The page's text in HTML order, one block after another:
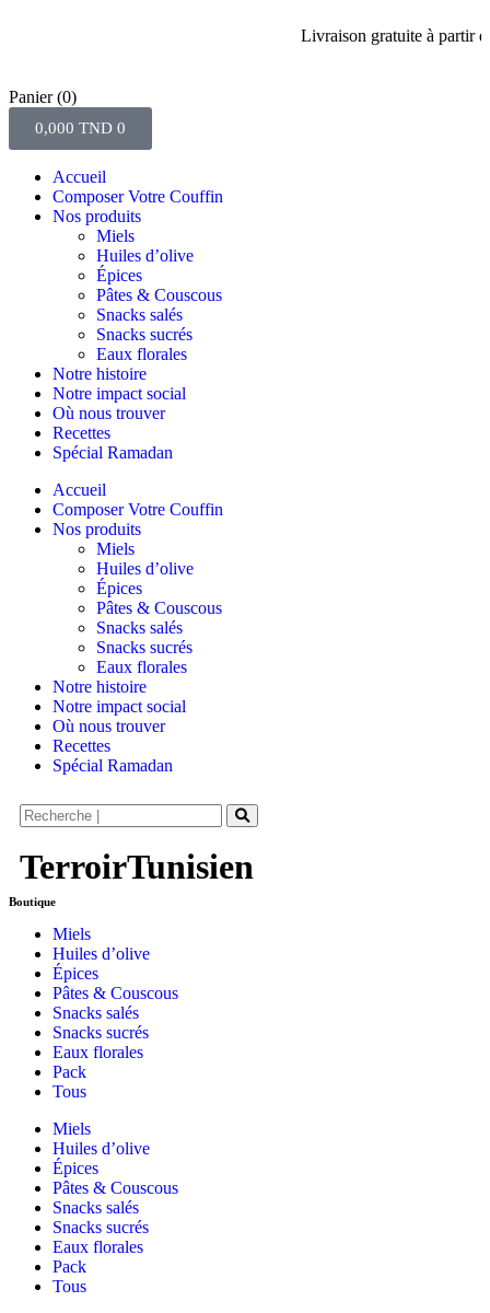
Livraison gratuite à partir de
Panier (0)
0,000 TND 0
Accueil
Composer Votre Couffin
Nos produits
Miels
Huiles d’olive
Épices
Pâtes & Couscous
Snacks salés
Snacks sucrés
Eaux florales
Notre histoire
Notre impact social
Où nous trouver
Recettes
Spécial Ramadan
Accueil
Composer Votre Couffin
Nos produits
Miels
Huiles d’olive
Épices
Pâtes & Couscous
Snacks salés
Snacks sucrés
Eaux florales
Notre histoire
Notre impact social
Où nous trouver
Recettes
Spécial Ramadan
TerroirTunisien
Boutique
Miels
Huiles d’olive
Épices
Pâtes & Couscous
Snacks salés
Snacks sucrés
Eaux florales
Pack
Tous
Miels
Huiles d’olive
Épices
Pâtes & Couscous
Snacks salés
Snacks sucrés
Eaux florales
Pack
Tous